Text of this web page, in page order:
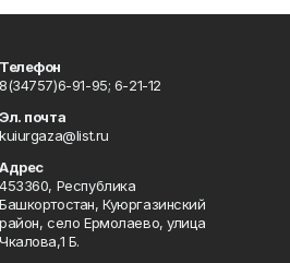
Телефон
8(34757)6-91-95; 6-21-12
Эл. почта
kuiurgaza@list.ru
Адрес
453360, Республика
Башкортостан, Куюргазинский
район, село Ермолаево, улица
Чкалова,1 Б.